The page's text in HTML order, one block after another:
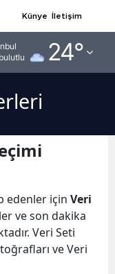
Künye İletişim
24°
Adana
Adıyaman
Afyonkarahisar
Amasya
Antalya
Artvin
edenler için Veri
ve son dakika
Veri Seti
ve Veri